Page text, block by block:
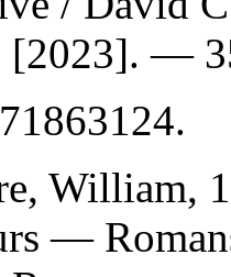
[2023]. —
.
William,
—